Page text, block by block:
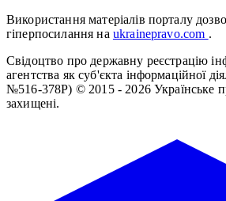
Використання матеріалів порталу
гіперпосилання на ukrainepravo.com .
Свідоцтво про державну реєстрацію
агентства як суб'єкта інформаційної
№516-378Р) © 2015 - 2026 Українське
захищені.